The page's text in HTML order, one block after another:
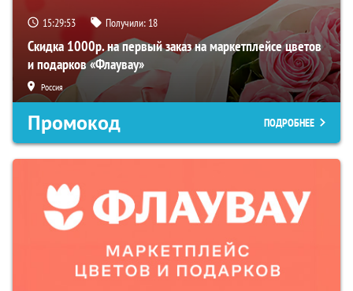
15:29:52 Получили: 18
Скидка 1000р. на первый заказ на маркетплейсе цветов
и подарков «Флаувау»
Россия
Промокод ПОДРОБНЕЕ